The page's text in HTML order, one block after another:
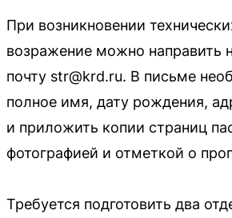
При возникновении
возражение можно направить
почту str@krd.ru. В письме
полное имя, дату рождения,
и приложить копии страниц
фотографией и отметкой о
Требуется подготовить два